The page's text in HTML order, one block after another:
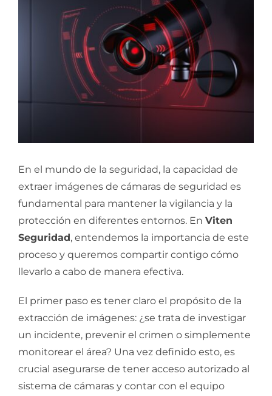
En el mundo de la seguridad, la capacidad de
extraer imágenes de cámaras de seguridad es
fundamental para mantener la vigilancia y la
protección en diferentes entornos. En Viten
Seguridad, entendemos la importancia de este
proceso y queremos compartir contigo cómo
llevarlo a cabo de manera efectiva.
El primer paso es tener claro el propósito de la
extracción de imágenes: ¿se trata de investigar
un incidente, prevenir el crimen o simplemente
monitorear el área? Una vez definido esto, es
crucial asegurarse de tener acceso autorizado al
sistema de cámaras y contar con el equipo